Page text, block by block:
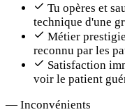
Tu opères et
technique d'une
Métier
reconnu par les
Satisfaction
voir le patient
— Inconvénients